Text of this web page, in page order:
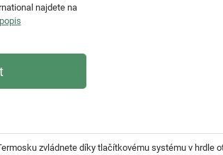
najdete na
zvládnete díky tlačítkovému systému v hrdle